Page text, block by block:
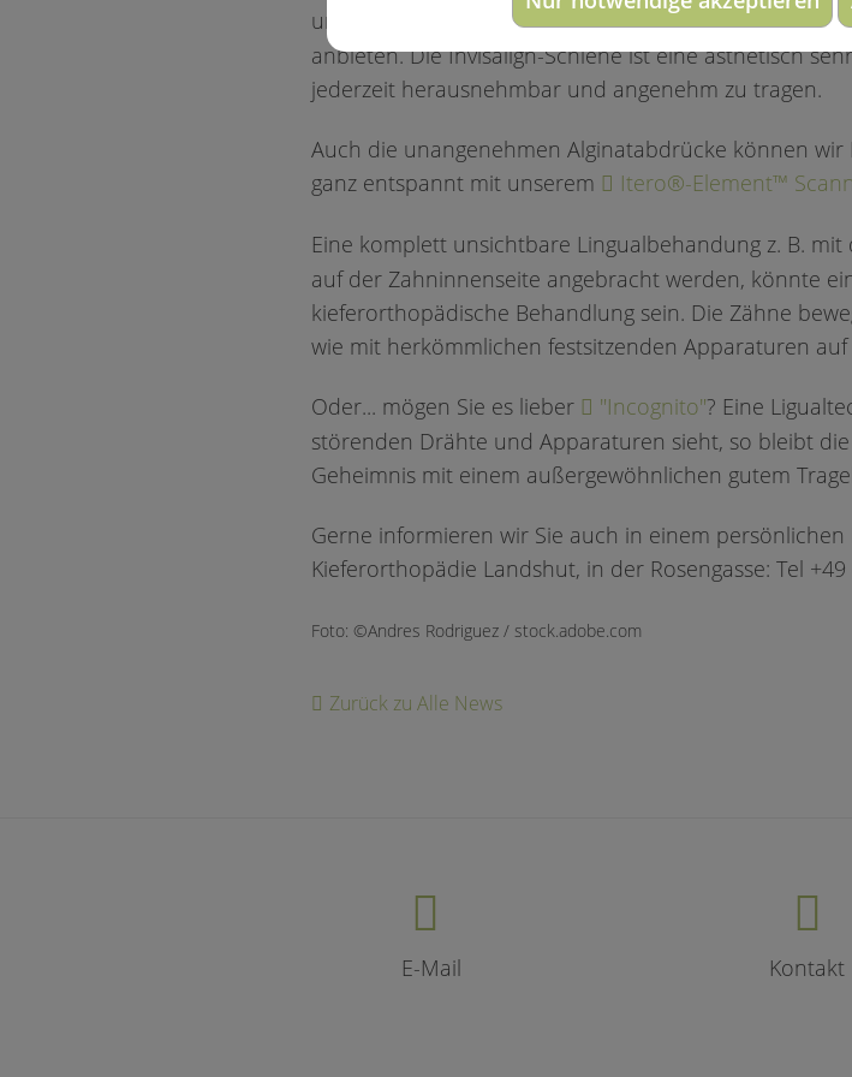
unsichtbare Möglichkeit der Zahnkorrektur mit
anbieten. Die Invisalign-Schiene ist eine ästhetisch
jederzeit herausnehmbar und angenehm zu tragen.
Auch die unangenehmen Alginatabdrücke können
ganz entspannt mit unserem
Itero®-Element™
Eine komplett unsichtbare Lingualbehandung z. B. mit
auf der Zahninnenseite angebracht werden, könnte
kieferorthopädische Behandlung sein. Die Zähne
wie mit herkömmlichen festsitzenden Apparaturen
Oder... mögen Sie es lieber "Incognito"? Eine
störenden Drähte und Apparaturen sieht, so bleibt
Geheimnis mit einem außergewöhnlichen gutem
Gerne informieren wir Sie auch in einem
Kieferorthopädie Landshut, in der Rosengasse: Tel
Foto: ©Andres Rodriguez / stock.adobe.com
Zurück zu Alle News
E-Mail Kontakt